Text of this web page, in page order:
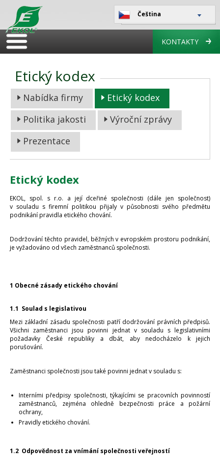
Čeština
KONTAKTY
Etický kodex
Nabídka firmy
Etický kodex
Politika jakosti
Výroční zprávy
Prezentace
Etický kodex
EKOL, spol. s r.o. a její dceřiné společnosti (dále jen společnost)
v souladu s firemní politikou přijaly v působnosti svého předmětu
podnikání pravidla etického chování.
Dodržování těchto pravidel, běžných v evropském prostoru podnikání,
je vyžadováno od všech zaměstnanců společnosti.
1 Obecné zásady etického chování
1.1 Soulad s legislativou
Mezi základní zásadu společnosti patří dodržování právních předpisů.
Všichni zaměstnanci jsou povinni jednat v souladu s legislativními
požadavky České republiky a dbát, aby nedocházelo k jejich
porušování.
Zaměstnanci společnosti jsou také povinni jednat v souladu s:
Interními předpisy společnosti, týkajícími se pracovních povinností
zaměstnanců, zejména ohledně bezpečnosti práce a požární
ochrany,
Pravidly etického chování.
1.2 Odpovědnost za vnímání společnosti veřejností